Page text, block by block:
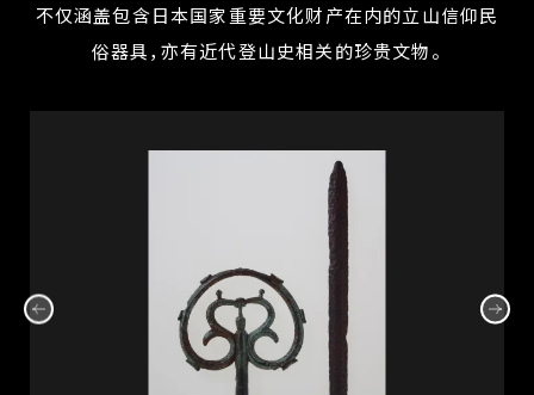
不仅涵盖包含日本国家重要文化财产在内的立山信仰民
俗器具，亦有近代登山史相关的珍贵文物。